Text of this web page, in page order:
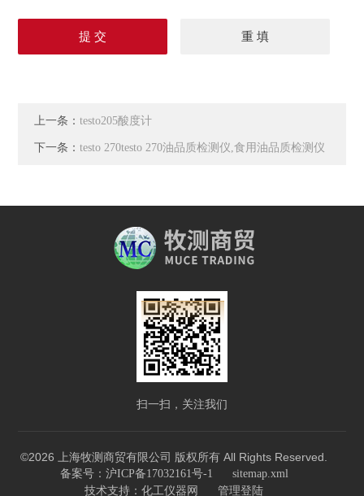
上一条：testo205酸度计
下一条：testo 270testo 270油品质检测仪,食用油品质检测仪
扫一扫，关注我们
©2026 上海牧测商贸有限公司 版权所有 All Rights Reserved.
备案号：沪ICP备17032161号-1 sitemap.xml
技术支持： 化工仪器网 管理登陆